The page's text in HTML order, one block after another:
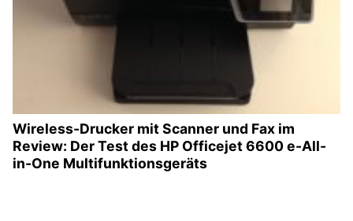
Wireless-Drucker mit Scanner und Fax im
Review: Der Test des HP Officejet 6600 e-All-
in-One Multifunktionsgeräts